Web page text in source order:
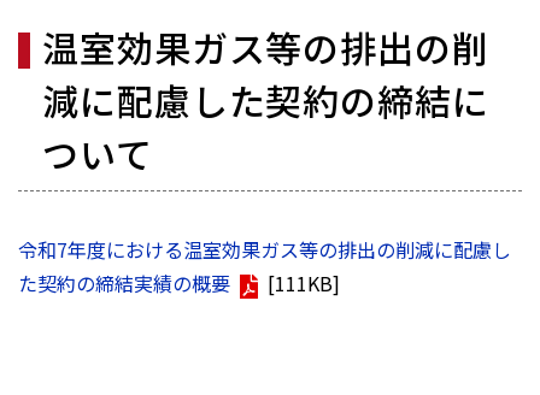
温室効果ガス等の排出の削
減に配慮した契約の締結に
ついて
令和7年度における温室効果ガス等の排出の削減に配慮し
た契約の締結実績の概要
[111KB]